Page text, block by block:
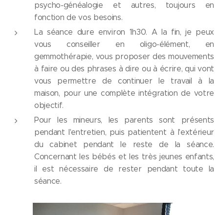
psycho-généalogie et autres, toujours en
fonction de vos besoins.
La séance dure environ 1h30. A la fin, je peux
vous conseiller en oligo-élément, en
gemmothérapie, vous proposer des mouvements
à faire ou des phrases à dire ou à écrire, qui vont
vous permettre de continuer le travail à la
maison, pour une complète intégration de votre
objectif.
Pour les mineurs, les parents sont présents
pendant l'entretien, puis patientent à l'extérieur
du cabinet pendant le reste de la séance.
Concernant les bébés et les très jeunes enfants,
il est nécessaire de rester pendant toute la
séance.